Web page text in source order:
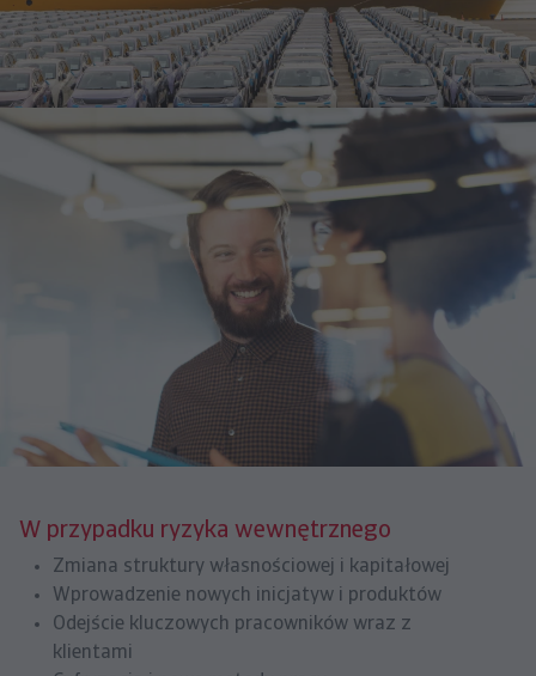
W przypadku ryzyka wewnętrznego
Zmiana struktury własnościowej i kapitałowej
Wprowadzenie nowych inicjatyw i produktów
Odejście kluczowych pracowników wraz z
klientami